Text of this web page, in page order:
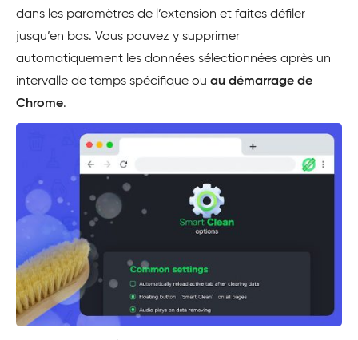
dans les paramètres de l’extension et faites défiler
jusqu’en bas. Vous pouvez y supprimer
automatiquement les données sélectionnées après un
intervalle de temps spécifique ou au démarrage de
Chrome.